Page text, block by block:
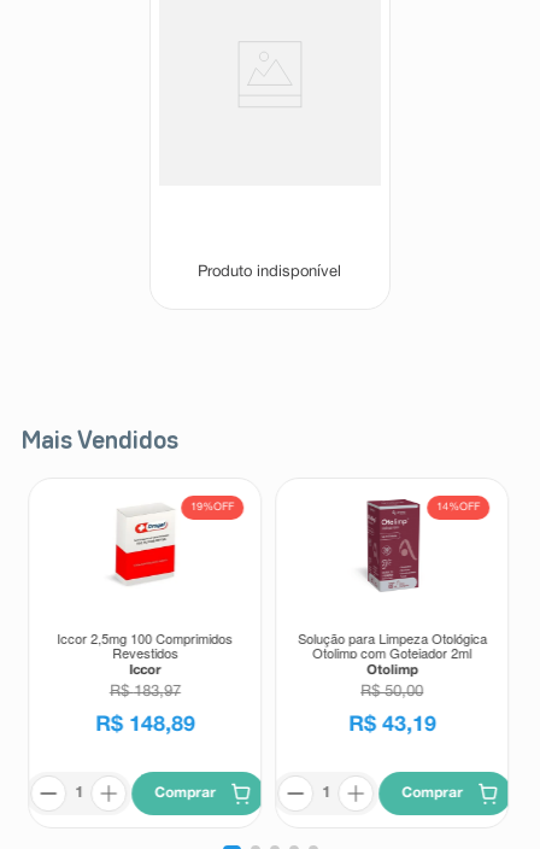
Suplemento Alimentar Attivs MSM
Produto indisponível
Mais Vendidos
19%OFF
Iccor 2,5mg 100 Comprimidos
Revestidos
Iccor
R$ 183,97
R$ 148,89
Comprar
14%OFF
Solução para Limpeza Otológica
Otolimp com Gotejador 2ml
Otolimp
R$ 50,00
R$ 43,19
Comprar